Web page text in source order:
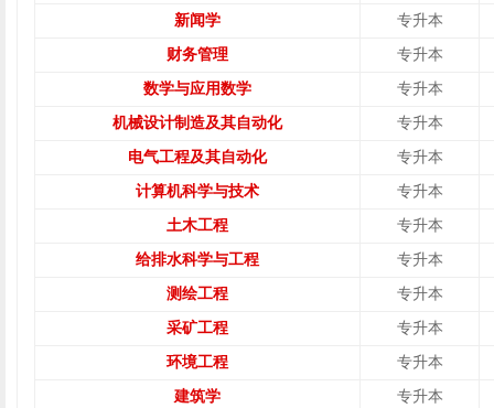
新闻学 专升本
财务管理 专升本
数学与应用数学 专升本
机械设计制造及其自动化 专升本
电气工程及其自动化 专升本
计算机科学与技术 专升本
土木工程 专升本
给排水科学与工程 专升本
测绘工程 专升本
采矿工程 专升本
环境工程 专升本
建筑学 专升本